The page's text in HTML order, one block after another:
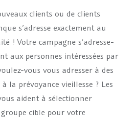
clients ou de clients
s’adresse exactement au
! Votre campagne s’adresse-
aux personnes intéressées par
vous vous adresser à des
la prévoyance vieillesse ? Les
aident à sélectionner
cible pour votre